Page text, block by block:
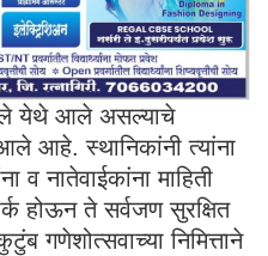
येथे आले असल्याचे
आहे. स्थानिकांनी त्यांना
नातेवाईकांना माहिती
होऊन ते सर्वजण सुरक्षित
गणेशोत्सवाच्या निमित्ताने